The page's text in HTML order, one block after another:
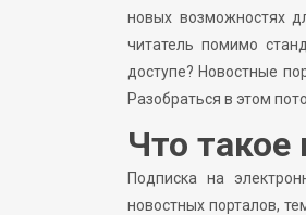
новых возможностях
читатель помимо
доступе? Новостные
Разобраться в этом
Что
Подписка на
новостных порталов,